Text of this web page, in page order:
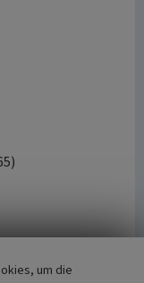
nach oben
um die